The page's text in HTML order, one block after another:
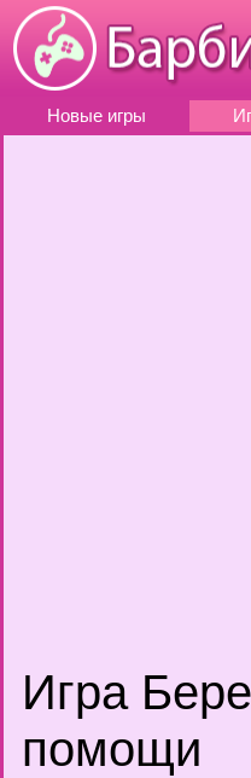
Новые игры
Игра
помощи